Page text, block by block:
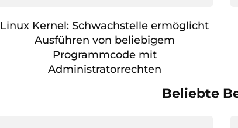
Linux Kernel: Schwachstelle ermöglicht
Ausführen von beliebigem
Programmcode mit
Administratorrechten
Beliebte